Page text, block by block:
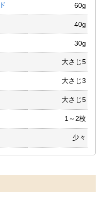
60g
40g
30g
大さじ5
大さじ3
大さじ5
1～2枚
少々